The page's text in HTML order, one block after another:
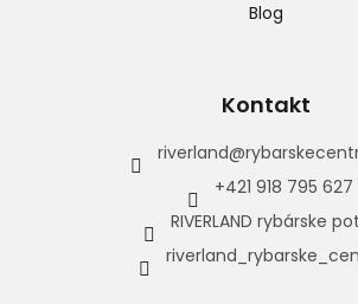
Blog
Kontakt
riverland@
+421 918 795 627
RIVERLAND rybárske